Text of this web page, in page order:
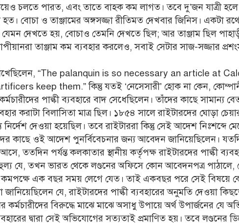
চলতে পারত, এবং তাতে বাহক কম লাগত। তবে দু’জন যাত্রী
হত। বোচা ও তাঞ্জামের অঙ্গসজ্জা রীতিমত দেখবার জিনিস। একটা
যেমন দেখতে হয়, বোচাও তেমনি দেখতে ছিল; আর তাঞ্জাম ছিল
তাঞ্জাম কম ব্যবহার করলেও, সবাই সেটার সাজ-সজ্জার
“The palanquin is so necessary an article at
keep them.” কিন্তু যতই ‘নেসেসারী’ হোক না কেন,
কর্মচারীদের পাল্কী ব্যবহারে বাদ সেধেছিলেন। তাঁদের কাছে সামান্য
করাটা বিলাসিতা মাত্র ছিল। ১৮৫৪ সালে রাইটারদের ঘোড়া
দেওয়া হয়েছিল। তবে রাইটাররা কিন্তু সেই আদেশ নিঃশব্দে
কাছে ওই আদেশ পুনর্বিবেচনার জন্য আবেদন জানিয়েছিলেন।
ততদিন পর্যন্ত কলকাতার স্থানীয় কর্তৃপক্ষ রাইটারদের পাল্কী
যে, তখন ভারত থেকে লণ্ডনের অফিসে কোন আবেদনপত্র পাঠালে,
এক বছর সময় লেগে যেত। তাই একবছর পরে সেই বিষয়ে
যে, রাইটারদের পাল্কী ব্যবহারের অনুমতি দেওয়া
কর্মচারীদের বিরুদ্ধে মাঝে মাঝে অসাধু উপায়ে অর্থ উপার্জনের যে
দ্বারা সেই অভিযোগের সত্যতাই প্রমাণিত হয়। তবে লণ্ডনের